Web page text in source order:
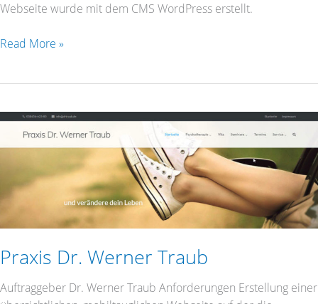
Webseite wurde mit dem CMS WordPress erstellt.
Read More »
Praxis Dr. Werner Traub
Auftraggeber Dr. Werner Traub Anforderungen Erstellung einer
Praxis